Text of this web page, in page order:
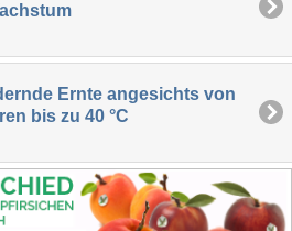
Ernte angesichts von
bis zu 40 °C